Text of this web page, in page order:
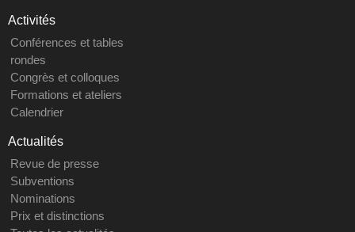
Activités
Conférences et tables
rondes
Congrès et colloques
Formations et ateliers
Calendrier
Actualités
Revue de presse
Subventions
Nominations
Prix et distinctions